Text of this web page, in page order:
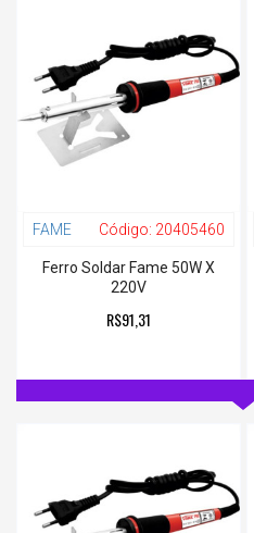
FAME Código: 20405460
Ferro Soldar Fame 50W X
220V
R$91,31